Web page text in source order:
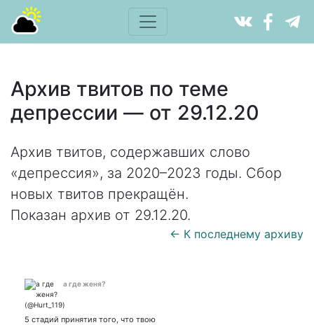
Архив твитов по теме
депрессии — от 29.12.20
Архив твитов, содержавших слово
«депрессия», за 2020–2023 годы. Сбор
новых твитов прекращён.
Показан архив от 29.12.20.
← К последнему архиву
а где женя?
5 стадий принятия того, что твою